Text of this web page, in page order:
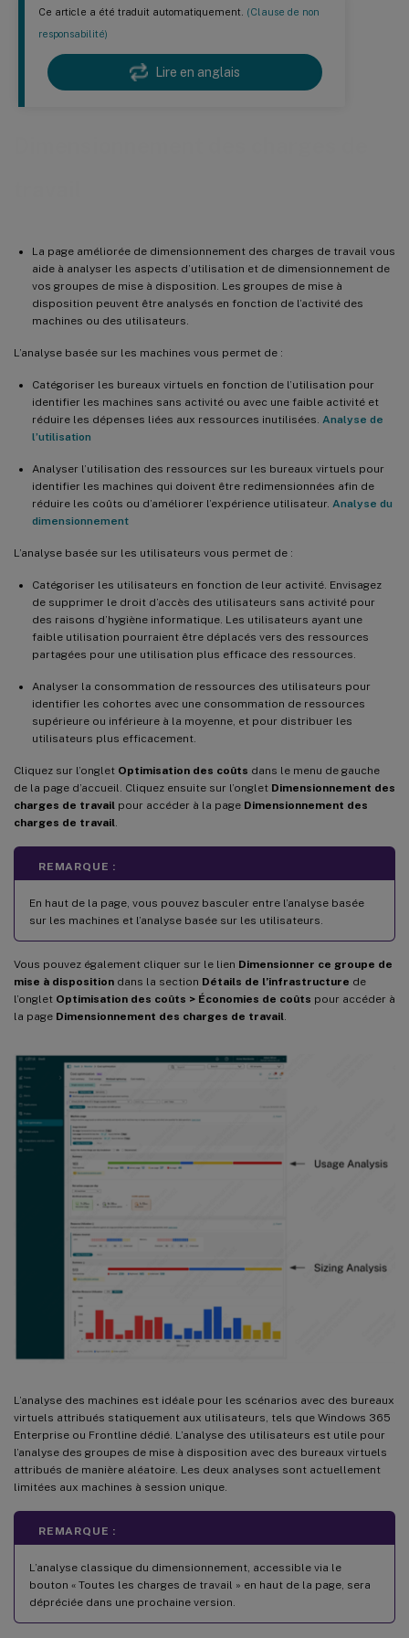
Ce article a été traduit automatiquement. (Clause de non
responsabilité)
Lire en anglais
La page améliorée de dimensionnement des charges de travail vous
aide à analyser les aspects d’utilisation et de dimensionnement de
vos groupes de mise à disposition. Les groupes de mise à
disposition peuvent être analysés en fonction de l’activité des
machines ou des utilisateurs.
L’analyse basée sur les machines vous permet de :
Catégoriser les bureaux virtuels en fonction de l’utilisation pour
identifier les machines sans activité ou avec une faible activité et
réduire les dépenses liées aux ressources inutilisées. Analyse de
l’utilisation
Analyser l’utilisation des ressources sur les bureaux virtuels pour
identifier les machines qui doivent être redimensionnées afin de
réduire les coûts ou d’améliorer l’expérience utilisateur. Analyse du
dimensionnement
L’analyse basée sur les utilisateurs vous permet de :
Catégoriser les utilisateurs en fonction de leur activité. Envisagez
de supprimer le droit d’accès des utilisateurs sans activité pour
des raisons d’hygiène informatique. Les utilisateurs ayant une
faible utilisation pourraient être déplacés vers des ressources
partagées pour une utilisation plus efficace des ressources.
Analyser la consommation de ressources des utilisateurs pour
identifier les cohortes avec une consommation de ressources
supérieure ou inférieure à la moyenne, et pour distribuer les
utilisateurs plus efficacement.
Cliquez sur l’onglet Optimisation des coûts dans le menu de gauche
de la page d’accueil. Cliquez ensuite sur l’onglet Dimensionnement des
charges de travail pour accéder à la page Dimensionnement des
charges de travail
REMARQUE :
En haut de la page, vous pouvez basculer entre l’analyse basée
sur les machines et l’analyse basée sur les utilisateurs.
Vous pouvez également cliquer sur le lien Dimensionner ce groupe de
mise à disposition dans la section Détails de l’infrastructure de
l’onglet Optimisation des coûts > Économies de coûts pour accéder à
la page Dimensionnement des charges de travail
L’analyse des machines est idéale pour les scénarios avec des bureaux
virtuels attribués statiquement aux utilisateurs, tels que Windows 365
Enterprise ou Frontline dédié. L’analyse des utilisateurs est utile pour
l’analyse des groupes de mise à disposition avec des bureaux virtuels
attribués de manière aléatoire. Les deux analyses sont actuellement
limitées aux machines à session unique.
REMARQUE :
L’analyse classique du dimensionnement, accessible via le
bouton « Toutes les charges de travail » en haut de la page, sera
dépréciée dans une prochaine version.